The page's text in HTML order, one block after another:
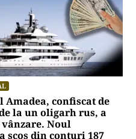
Amadea, confiscat de
la un oligarh rus, a
vânzare. Noul
scos din conturi 187